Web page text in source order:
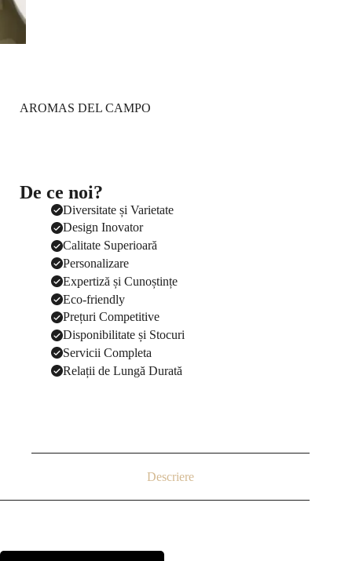
AROMAS DEL CAMPO
De ce noi?
Diversitate și Varietate
Design Inovator
Calitate Superioară
Personalizare
Expertiză și Cunoștințe
Eco-friendly
Prețuri Competitive
Disponibilitate și Stocuri
Servicii Completa
Relații de Lungă Durată
Descriere